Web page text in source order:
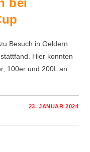
Besuch in Geldern
Hier konnten
100er und 200L an
23. JANUAR 2024